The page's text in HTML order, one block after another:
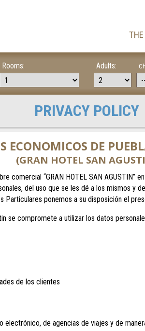
Rooms: Adults:
PRIVACY POLICY
ECONOMICOS DE
(GRAN HOTEL SAN
comercial “GRAN HOTEL SAN
del uso que se les dé a los mismos y
ponemos a su disposición el
se compromete a utilizar los datos
de los clientes
electrónico, de agencias de viajes y de